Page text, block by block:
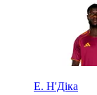
Е. Н'Діка